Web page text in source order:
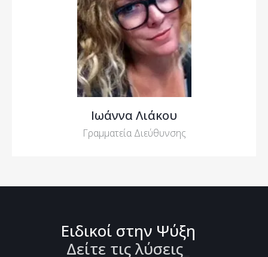
Ιωάννα Λιάκου
Γραμματεία Διεύθυνσης
Ειδικοί στην Ψύξη
Δείτε τις λύσεις